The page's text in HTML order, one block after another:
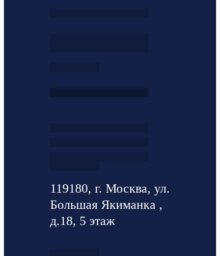
119180, г. Москва, ул.
Большая Якиманка ,
д.18, 5 этаж